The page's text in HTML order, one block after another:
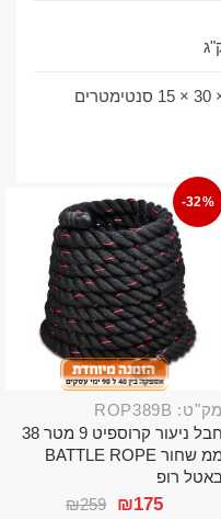
-32%
מק"ט: ROP389B
חבל ניעור קרוספיט 9 מטר 38
ממ שחור BATTLE ROPE
רופ
₪259 ₪175